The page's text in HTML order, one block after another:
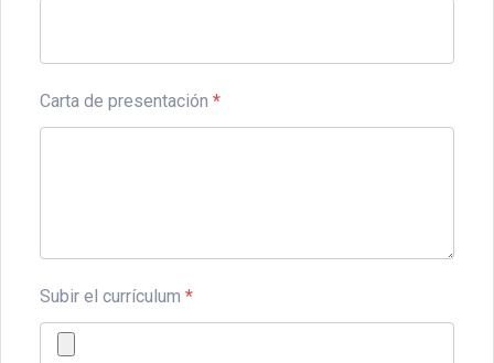
Carta de presentación *
Subir el currículum *